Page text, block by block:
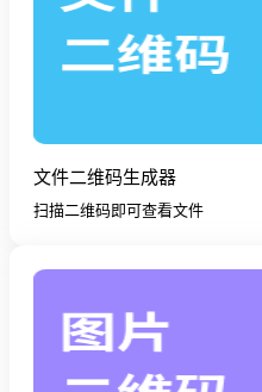
文件二维码生成器
扫描二维码即可查看文件